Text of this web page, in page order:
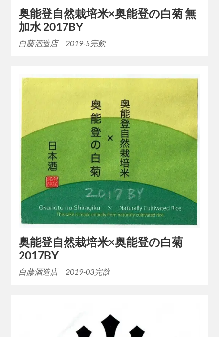
奥能登自然栽培米×奥能登の白菊 無
加水 2017BY
白藤酒造店 2019-5完飲
奥能登自然栽培米×奥能登の白菊
2017BY
白藤酒造店 2019-03完飲